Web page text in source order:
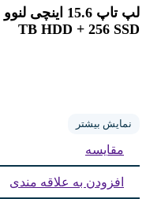
TB HDD + 256 SSD
نمایش بیشتر
مقایسه
افزودن به علاقه مندی